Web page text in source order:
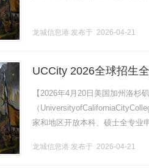
龙城信息港 发布于 2026-04-21
UCCity 2026全球招生
【2026年4月20日美国加州洛杉
（
家和地区开放本科、硕士全专业
龙城信息港 发布于 2026-04-21